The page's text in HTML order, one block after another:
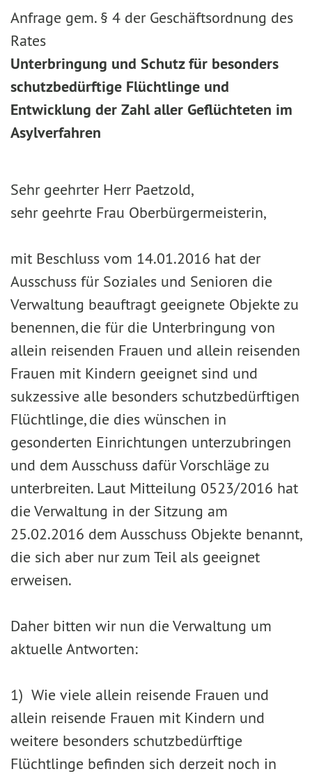
Anfrage gem. § 4 der Geschäftsordnung des
Rates
Unterbringung und Schutz für besonders
schutzbedürftige Flüchtlinge und
Entwicklung der Zahl aller Geflüchteten im
Asylverfahren
Sehr geehrter Herr Paetzold,
sehr geehrte Frau Oberbürgermeisterin,
mit Beschluss vom 14.01.2016 hat der
Ausschuss für Soziales und Senioren die
Verwaltung beauftragt geeignete Objekte zu
benennen, die für die Unterbringung von
allein reisenden Frauen und allein reisenden
Frauen mit Kindern geeignet sind und
sukzessive alle besonders schutzbedürftigen
Flüchtlinge, die dies wünschen in
gesonderten Einrichtungen unterzubringen
und dem Ausschuss dafür Vorschläge zu
unterbreiten. Laut Mitteilung 0523/2016 hat
die Verwaltung in der Sitzung am
25.02.2016 dem Ausschuss Objekte benannt,
die sich aber nur zum Teil als geeignet
erweisen.
Daher bitten wir nun die Verwaltung um
aktuelle Antworten:
1) Wie viele allein reisende Frauen und
allein reisende Frauen mit Kindern und
weitere besonders schutzbedürftige
Flüchtlinge befinden sich derzeit noch in